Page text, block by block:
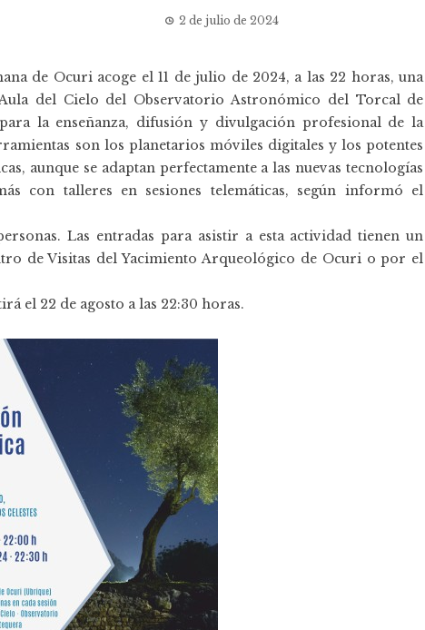
2 de julio de 2024
de Ocuri acoge el 11 de julio de 2024, a las 22 horas, una
del Cielo del Observatorio Astronómico del Torcal de
la enseñanza, difusión y divulgación profesional de la
son los planetarios móviles digitales y los potentes
aunque se adaptan perfectamente a las nuevas tecnologías
con talleres en sesiones telemáticas, según informó el
Las entradas para asistir a esta actividad tienen un
de Visitas del Yacimiento Arqueológico de Ocuri o por el
el 22 de agosto a las 22:30 horas.